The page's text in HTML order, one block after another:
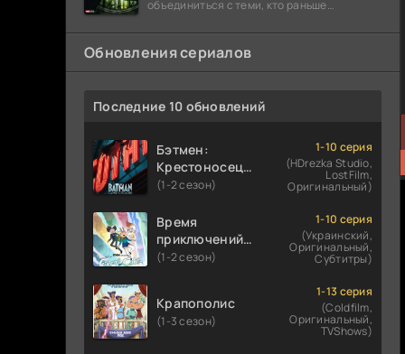
объединиться с теми, кто раньше
Икс,
Обновления сериалов
Последние 10 обновлений
Бэтмен:
Крестоносец в
плаще
(1-2 сезон)
1-10 серия
(HDrezka Studio,
LostFilm,
Оригинальный)
Время
приключений:
Фионна и Кейк
(1-2 сезон)
1-10 серия
(Украинский,
Оригинальный,
Субтитры)
Крапополис
(1-3 сезон)
1-13 серия
(Coldfilm,
Оригинальный,
TVShows)